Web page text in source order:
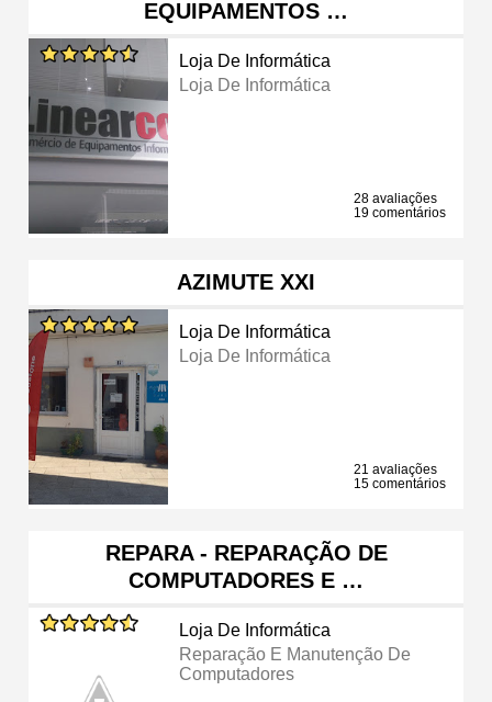
EQUIPAMENTOS …
Loja De Informática
Loja De Informática
28 avaliações
19 comentários
AZIMUTE XXI
Loja De Informática
Loja De Informática
21 avaliações
15 comentários
REPARA - REPARAÇÃO DE
COMPUTADORES E …
Loja De Informática
Reparação E Manutenção De
Computadores